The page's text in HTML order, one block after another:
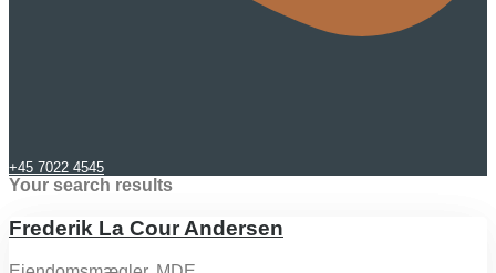
+45 7022 4545
Your search results
Frederik La Cour Andersen